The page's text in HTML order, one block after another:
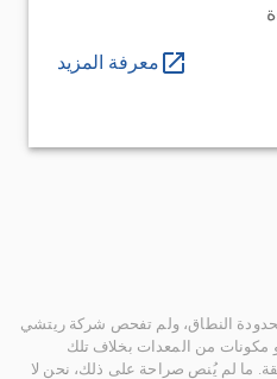
معرفة المزيد
النطاق، ولم تفحص شركة ريتشي
مكونات من المعدات بخلاف تلك
ما لم يُنص صراحة على ذلك، نحن لا